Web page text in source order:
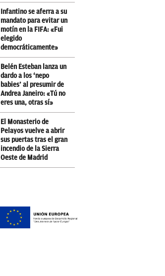
Infantino se aferra a su
mandato para evitar un
motín en la FIFA: «Fui
elegido
democráticamente»
Belén Esteban lanza un
dardo a los ‘nepo
babies’ al presumir de
Andrea Janeiro: «Tú no
eres una, otras sí»
El Monasterio de
Pelayos vuelve a abrir
sus puertas tras el gran
incendio de la Sierra
Oeste de Madrid